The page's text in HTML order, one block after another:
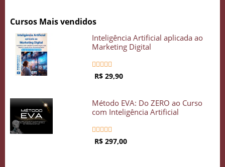
Cursos Mais vendidos
Inteligência Artificial aplicada ao
Marketing Digital
    
R$ 29,90
Método EVA: Do ZERO ao Curso
com Inteligência Artificial
    
R$ 297,00